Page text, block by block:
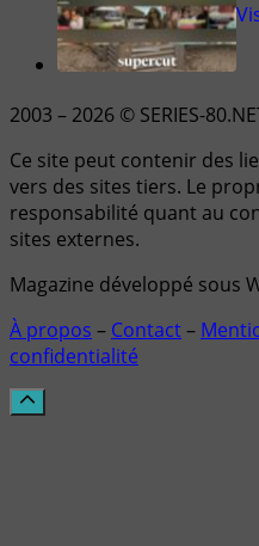
2003 – 2026 © SERIES-
Ce site peut contenir des
vers des sites tiers. Le
responsabilité quant au
sites externes.
Magazine développé sous
À propos – Contact–
confidentialité